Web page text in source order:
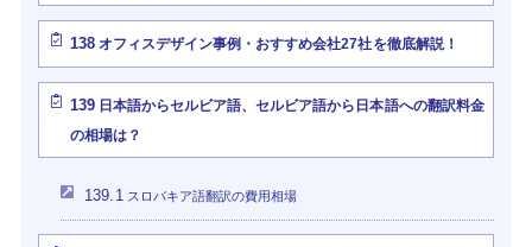
138 オフィスデザイン事例・おすすめ会社27社を徹底解説！
139 日本語からセルビア語、セルビア語から日本語への翻訳料金
の相場は？
139.1 スロバキア語翻訳の費用相場